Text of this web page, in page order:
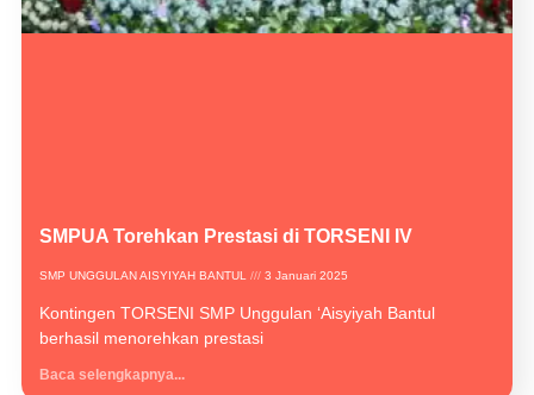
SMPUA Torehkan Prestasi di TORSENI IV
SMP UNGGULAN AISYIYAH BANTUL 3 Januari 2025
Kontingen TORSENI SMP Unggulan ‘Aisyiyah Bantul
berhasil menorehkan prestasi
Baca selengkapnya...